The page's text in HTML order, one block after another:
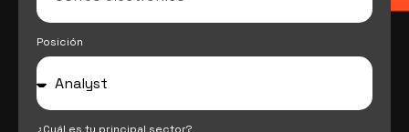
Posición